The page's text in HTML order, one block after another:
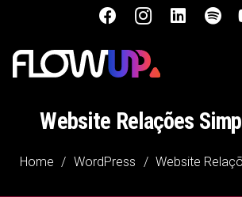
Website Relações
Home / WordPress / Website